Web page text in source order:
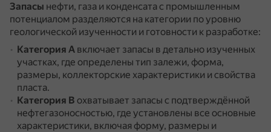
Запасы нефти, газа и конденсата с промышленным
потенциалом разделяются на категории по уровню
геологической изученности и готовности к разработке:
Категория А включает запасы в детально изученных
участках, где определены тип залежи, форма,
размеры, коллекторские характеристики и свойства
пласта.
Категория В охватывает запасы с подтверждённой
нефтегазоносностью, где установлены все основные
характеристики, включая форму, размеры и